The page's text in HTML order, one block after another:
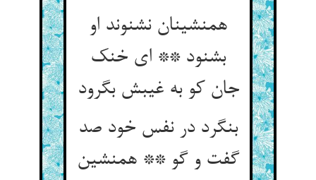
همنشینان نشنوند او
بشنود ** ای خنک
جان کو به غیبش بگرود
بنگرد در نفس خود صد
گفت و گو ** همنشین